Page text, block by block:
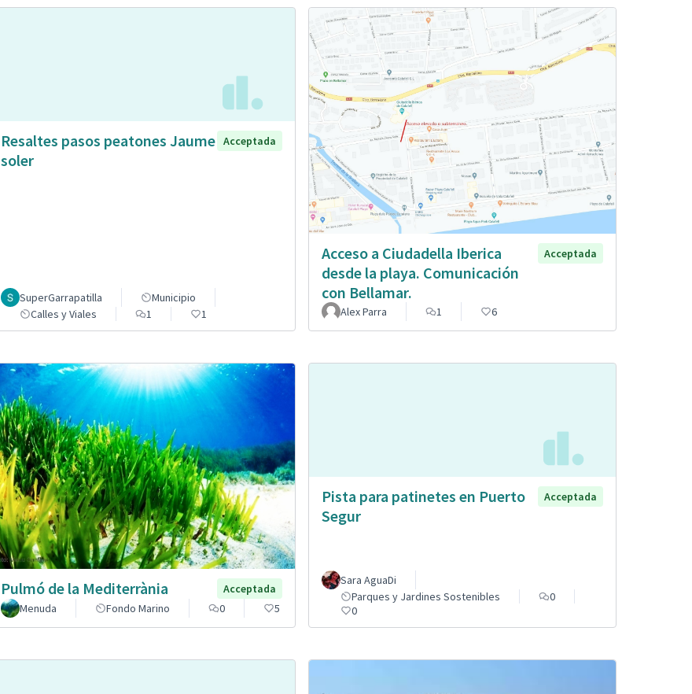
Resaltes pasos peatones Jaume
soler
Acceptada
SuperGarrapatilla
Municipio
Calles y Viales
1 1
Acceso a Ciudadella Iberica
desde la playa. Comunicación
con Bellamar.
Acceptada
Alex Parra 1 6
Pulmó de la Mediterrània
Acceptada
Menuda
Fondo Marino 0 5
Pista para patinetes en Puerto
Segur
Acceptada
Sara AguaDi
Parques y Jardines Sostenibles
0
0